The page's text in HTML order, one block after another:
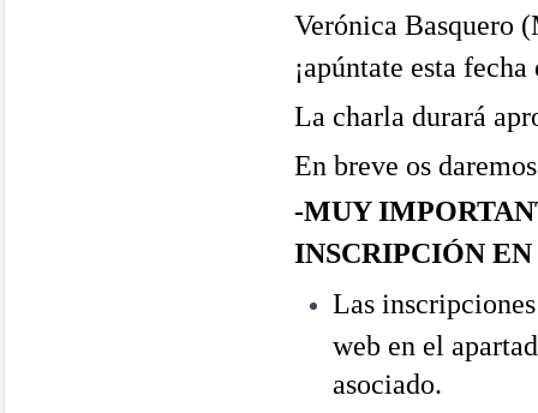
Verónica Basquero
¡apúntate esta
La charla durará
En breve os
-MUY
INSCRIPCIÓN
Las
web en el
asociado.